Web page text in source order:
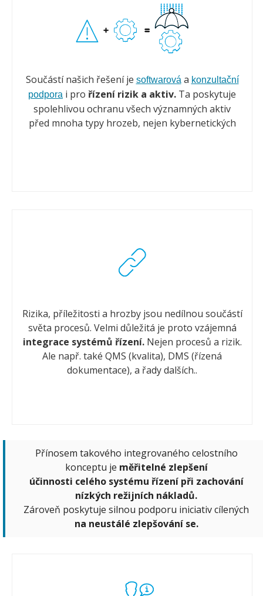
Součástí našich řešení je softwarováa konzultační
podpora i pro řízení rizik a aktiv. Ta poskytuje
spolehlivou ochranu všech významných aktiv
před mnoha typy hrozeb, nejen kybernetických
Rizika, příležitosti a hrozby jsou nedílnou součástí
světa procesů. Velmi důležitá je proto vzájemná
integrace systémů řízení.Nejen procesů a rizik.
Ale např. také QMS (kvalita), DMS (řízená
dokumentace), a řady dalších..
Přínosem takového integrovaného celostního
konceptu je měřitelné zlepšení
účinnosti celého systému řízení při zachování
nízkých režijních nákladů.
Zároveň poskytuje silnou podporu iniciativ cílených
na neustálé zlepšování se.